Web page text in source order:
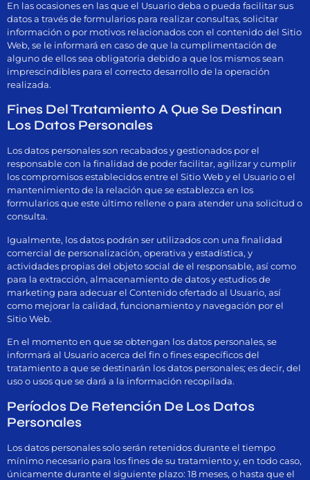
En las ocasiones en las que el Usuario deba o pueda facilitar sus
datos a través de formularios para realizar consultas, solicitar
información o por motivos relacionados con el contenido del Sitio
Web, se le informará en caso de que la cumplimentación de
alguno de ellos sea obligatoria debido a que los mismos sean
imprescindibles para el correcto desarrollo de la operación
realizada.
Fines Del Tratamiento A Que Se Destinan
Los Datos Personales
Los datos personales son recabados y gestionados por el
responsable con la finalidad de poder facilitar, agilizar y cumplir
los compromisos establecidos entre el Sitio Web y el Usuario o el
mantenimiento de la relación que se establezca en los
formularios que este último rellene o para atender una solicitud o
consulta.
Igualmente, los datos podrán ser utilizados con una finalidad
comercial de personalización, operativa y estadística, y
actividades propias del objeto social de el responsable, así como
para la extracción, almacenamiento de datos y estudios de
marketing para adecuar el Contenido ofertado al Usuario, así
como mejorar la calidad, funcionamiento y navegación por el
Sitio Web.
En el momento en que se obtengan los datos personales, se
informará al Usuario acerca del fin o fines específicos del
tratamiento a que se destinarán los datos personales; es decir, del
uso o usos que se dará a la información recopilada.
Períodos De Retención De Los Datos
Personales
Los datos personales solo serán retenidos durante el tiempo
mínimo necesario para los fines de su tratamiento y, en todo caso,
únicamente durante el siguiente plazo: 18 meses, o hasta que el